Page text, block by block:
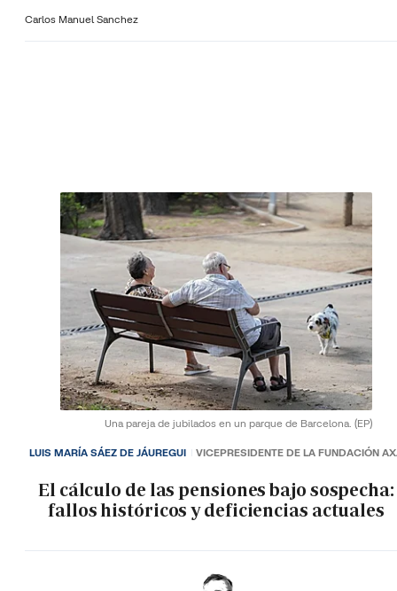
Carlos Manuel Sanchez
Una pareja de jubilados en un parque de Barcelona. (EP)
El cálculo de las pensiones bajo sospecha:
fallos históricos y deficiencias actuales
LUIS MARÍA SÁEZ DE JÁUREGUI VICEPRESIDENTE DE LA FUNDACIÓN